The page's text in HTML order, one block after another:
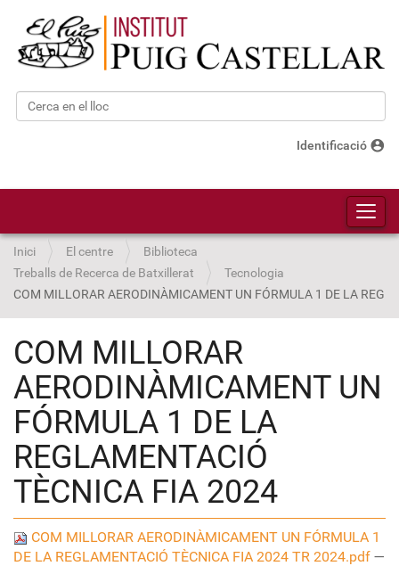
Cerca
Identificació account_circle
Inici El centre
Biblioteca
Treballs de Recerca de Batxillerat
Tecnologia
COM MILLORAR AERODINÀMICAMENT UN FÓRMULA 1 DE LA
COM MILLORAR
AERODINÀMICAMENT UN
FÓRMULA 1 DE LA
REGLAMENTACIÓ
TÈCNICA FIA 2024
COM MILLORAR AERODINÀMICAMENT UN FÓRMULA 1
DE LA REGLAMENTACIÓ TÈCNICA FIA 2024 TR 2024.pdf —